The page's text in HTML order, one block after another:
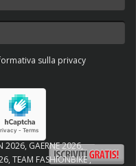
sulla privacy
2026 GAERNE 2026
TEAM FASHIONBIKE